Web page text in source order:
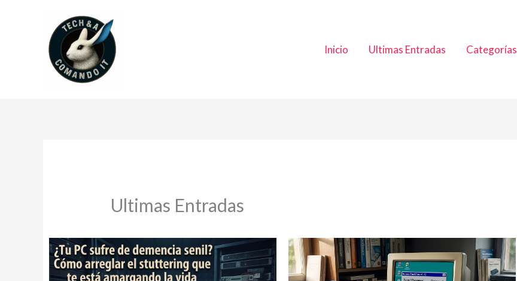
Inicio
Ultimas Entradas Categorías
Ultimas Entradas